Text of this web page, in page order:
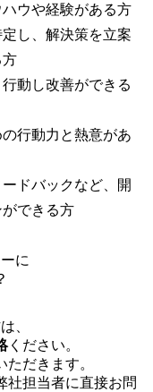
ウや経験がある方
し、解決策を立案
方
動し改善ができる
行動力と熱意があ
ドバックなど、開
できる方
に
、
ください。
だきます。
社担当者に直接お問